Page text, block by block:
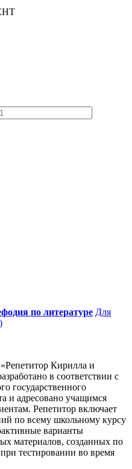
по литературе Для
Кирилла и
в соответствии с
государственного
и адресовано учащимся
Репетитор включает
по всему школьному курсу
варианты
материалов, созданных по
тестировании во время